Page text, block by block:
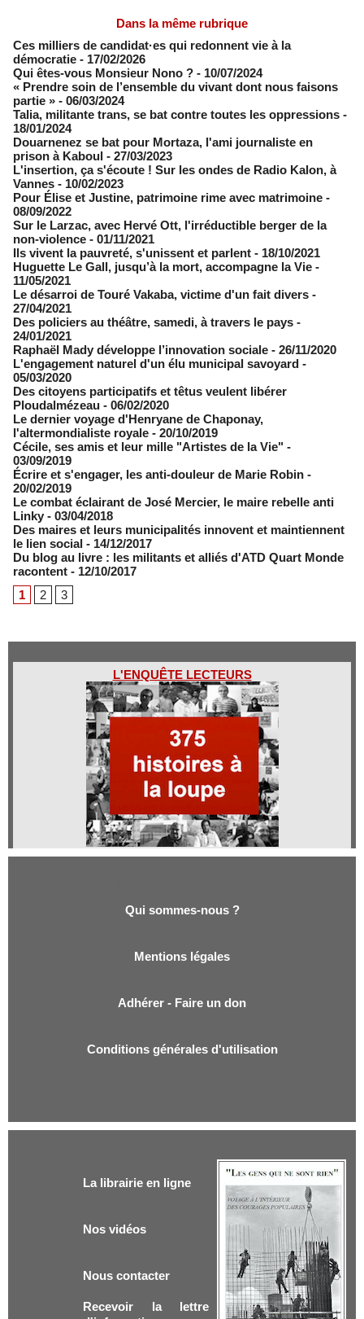
Dans la même rubrique
Ces milliers de candidat·es qui redonnent vie à la
démocratie - 17/02/2026
Qui êtes-vous Monsieur Nono ? - 10/07/2024
« Prendre soin de l’ensemble du vivant dont nous faisons
partie » - 06/03/2024
Talia, militante trans, se bat contre toutes les oppressions -
18/01/2024
​Douarnenez se bat pour Mortaza, l'ami journaliste en
prison à Kaboul - 27/03/2023
L'insertion, ça s'écoute ! Sur les ondes de Radio Kalon, à
Vannes - 10/02/2023
Pour Élise et Justine, patrimoine rime avec matrimoine -
08/09/2022
Sur le Larzac, avec Hervé Ott, l'irréductible berger de la
non-violence - 01/11/2021
Ils vivent la pauvreté, s'unissent et parlent - 18/10/2021
Huguette Le Gall, jusqu’à la mort, accompagne la Vie -
11/05/2021
Le désarroi de Touré Vakaba, victime d'un fait divers -
27/04/2021
Des policiers au théâtre, samedi, à travers le pays -
24/01/2021
Raphaël Mady développe l’innovation sociale - 26/11/2020
L'engagement naturel d'un élu municipal savoyard -
05/03/2020
Des citoyens participatifs et têtus veulent libérer
Ploudalmézeau - 06/02/2020
Le dernier voyage d'Henryane de Chaponay,
l'altermondialiste royale - 20/10/2019
Cécile, ses amis et leur mille "Artistes de la Vie" -
03/09/2019
Écrire et s'engager, les anti-douleur de Marie Robin -
20/02/2019
Le combat éclairant de José Mercier, le maire rebelle anti
Linky - 03/04/2018
Des maires et leurs municipalités innovent et maintiennent
le lien social - 14/12/2017
Du blog au livre : les militants et alliés d'ATD Quart Monde
racontent - 12/10/2017
1
2 3
L'ENQUÊTE LECTEURS
Qui sommes-nous ?
Mentions légales
Adhérer - Faire un don
Conditions générales d'utilisation
La librairie en ligne
Nos vidéos
Nous contacter
Recevoir la lettre